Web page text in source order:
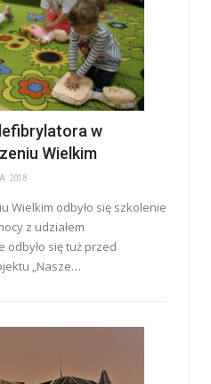
w
Wielkim
2018
Wielkim odbyło się szkolenie
z udziałem
się tuż przed
„Nasze…